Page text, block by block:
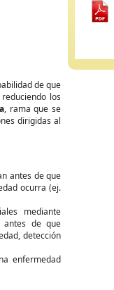
de que
los
, rama que se
dirigidas al
antes de que
ocurra (ej.
mediante
antes de que
detección
enfermedad